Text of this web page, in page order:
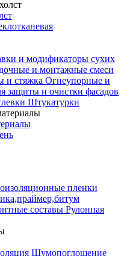
и модификаторы сухих
и монтажные смеси
и стяжка Огнеупорные и
защиты и очистки фасадов
Штукатурки
пленки
составы Рулонная
Шумопоглощение